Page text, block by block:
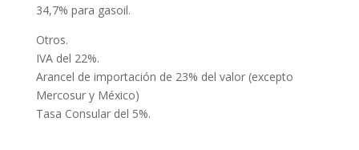
34,7% para gasoil.
Otros.
IVA del 22%.
Arancel de importación de 23% del valor (excepto
Mercosur y México)
Tasa Consular del 5%.